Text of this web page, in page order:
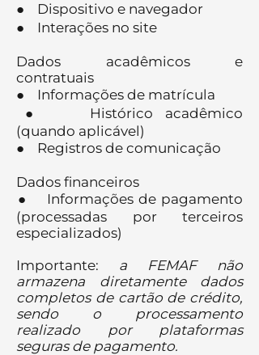
● Dispositivo e navegador
● Interações no site
Dados acadêmicos e
contratuais
● Informações de matrícula
● Histórico acadêmico
(quando aplicável)
● Registros de comunicação
Dados financeiros
● Informações de pagamento
(processadas por terceiros
especializados)
Importante: a FEMAF não
armazena diretamente dados
completos de cartão de crédito,
sendo o processamento
realizado por plataformas
seguras de pagamento.